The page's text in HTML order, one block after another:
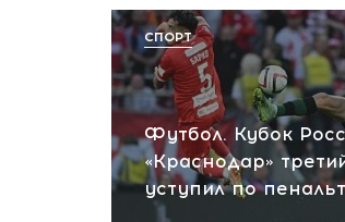
Футбол. Кубок
«Краснодар»
уступил по
СПОРТ